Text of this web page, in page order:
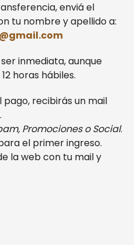
enviá el
tu nombre y apellido a:
inmediata, aunque
horas hábiles.
recibirás un mail
.
Promociones o Social.
el primer ingreso.
la web con tu mail y